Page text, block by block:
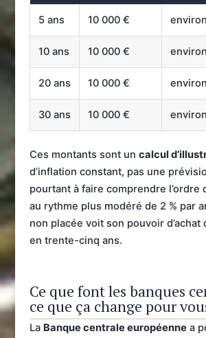
5 ans 10 000 €
10 ans 10 000 €
20 ans 10 000 €
30 ans 10 000 €
Ces montants sont un calcul
d’inflation constant, pas une
pourtant à faire comprendre l’ordre
au rythme plus modéré de 2 % par
non placée voit son pouvoir d’achat
en trente-cinq ans.
Ce que font les banques
ce que ça change pour
La Banque centrale européennea